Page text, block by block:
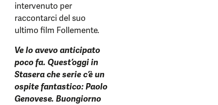
intervenuto per
raccontarci del suo
ultimo film Follemente.
Ve lo avevo anticipato
poco fa. Quest’oggi in
Stasera che serie c’è un
ospite fantastico: Paolo
Genovese. Buongiorno